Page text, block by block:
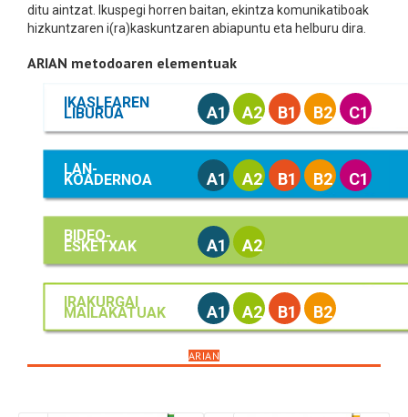
ditu aintzat. Ikuspegi horren baitan, ekintza komunikatiboak
hizkuntzaren i(ra)kaskuntzaren abiapuntu eta helburu dira.
ARIAN metodoaren elementuak
IKASLEAREN
LIBURUA A1 A2 B1 B2 C1
LAN-
KOADERNOA A1 A2 B1 B2 C1
BIDEO-
ESKETXAK A1 A2
IRAKURGAI
MAILAKATUAK A1 A2 B1 B2
ARIAN